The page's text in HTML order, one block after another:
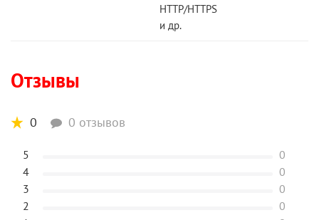
HTTP/HTTPS
и др.
Отзывы
0 0 отзывов
5
0
4
0
3
0
2
0